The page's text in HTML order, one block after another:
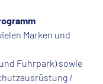
Marken und
Fuhrpark) sowie
/